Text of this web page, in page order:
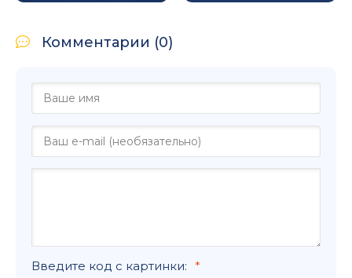
Комментарии (0)
Введите код с картинки: